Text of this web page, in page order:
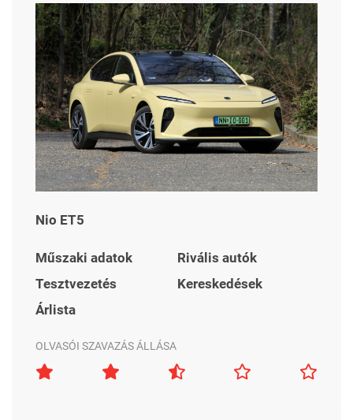
Nio ET5
Műszaki adatok
Rivális autók
Tesztvezetés
Kereskedések
Árlista
OLVASÓI SZAVAZÁS ÁLLÁSA